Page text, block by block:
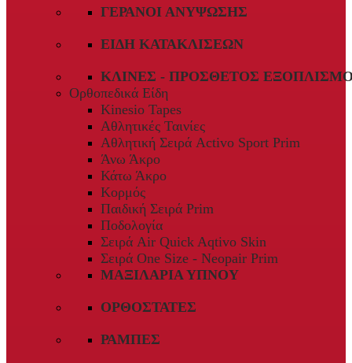
ΓΕΡΑΝΟΊ ΑΝΎΨΩΣΗΣ
ΕΊΔΗ ΚΑΤΑΚΛΊΣΕΩΝ
ΚΛΊΝΕΣ - ΠΡΌΣΘΕΤΟΣ
Ορθοπεδικά Είδη
Kinesio Tapes
Αθλητικές Ταινίες
Αθλητική Σειρά Activo Sport Prim
Άνω Άκρο
Κάτω Άκρο
Κορμός
Παιδική Σειρά Prim
Ποδολογία
Σειρά Air Quick Aqtivo Skin
Σειρά One Size - Neopair Prim
ΜΑΞΙΛΆΡΙΑ ΎΠΝΟΥ
ΟΡΘΟΣΤΆΤΕΣ
ΡΆΜΠΕΣ